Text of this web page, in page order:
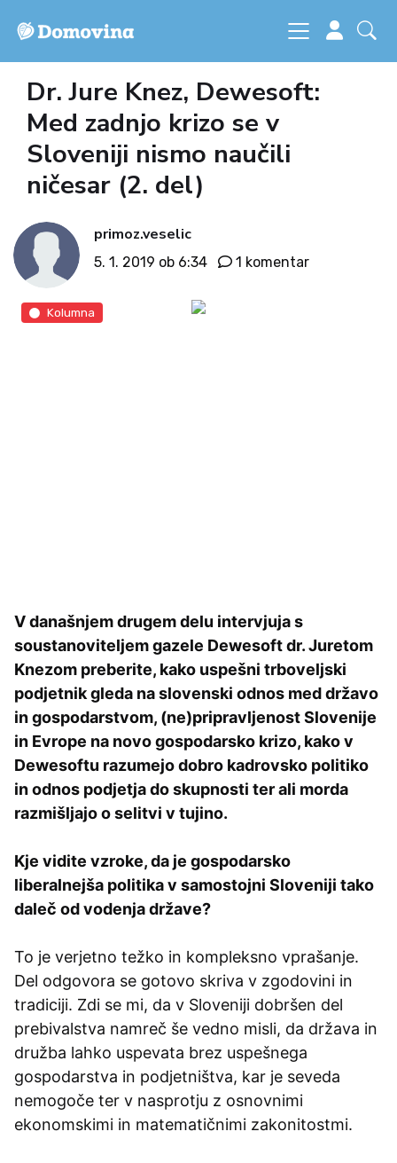
Dr. Jure Knez, Dewesoft:
Med zadnjo krizo se v
Sloveniji nismo naučili
ničesar (2. del)
primoz.veselic
5. 1. 2019 ob 6:34 1 komentar
Kolumna
V današnjem drugem delu intervjuja s
soustanoviteljem gazele Dewesoft dr. Juretom
Knezom preberite, kako uspešni trboveljski
podjetnik gleda na slovenski odnos med državo
in gospodarstvom, (ne)pripravljenost Slovenije
in Evrope na novo gospodarsko krizo, kako v
Dewesoftu razumejo dobro kadrovsko politiko
in odnos podjetja do skupnosti ter ali morda
razmišljajo o selitvi v tujino.
Kje vidite vzroke, da je gospodarsko
liberalnejša politika v samostojni Sloveniji tako
daleč od vodenja države?
To je verjetno težko in kompleksno vprašanje.
Del odgovora se gotovo skriva v zgodovini in
tradiciji. Zdi se mi, da v Sloveniji dobršen del
prebivalstva namreč še vedno misli, da država in
družba lahko uspevata brez uspešnega
gospodarstva in podjetništva, kar je seveda
nemogoče ter v nasprotju z osnovnimi
ekonomskimi in matematičnimi zakonitostmi.